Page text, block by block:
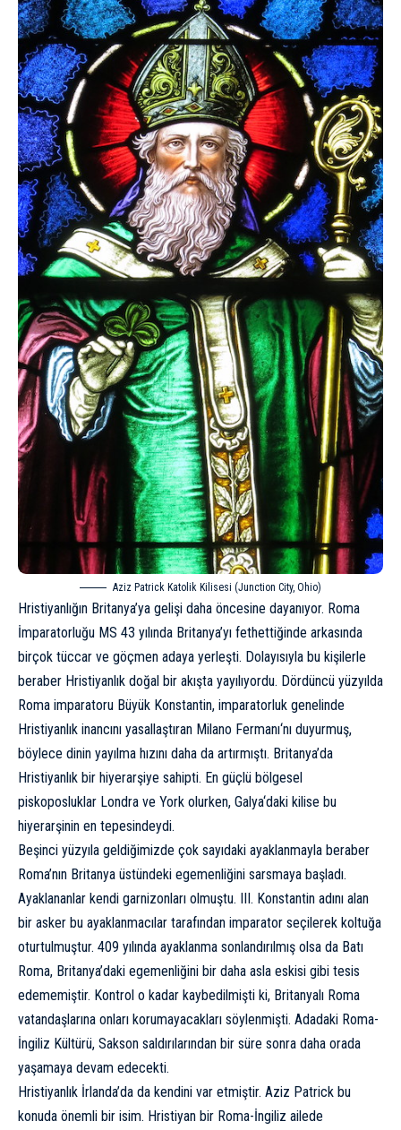
Aziz Patrick Katolik Kilisesi (Junction City, Ohio)
Hristiyanlığın Britanya’ya gelişi daha öncesine dayanıyor. Roma
İmparatorluğu MS 43 yılında Britanya’yı fethettiğinde arkasında
birçok tüccar ve göçmen adaya yerleşti. Dolayısıyla bu kişilerle
beraber Hristiyanlık doğal bir akışta yayılıyordu. Dördüncü yüzyılda
Roma imparatoru Büyük Konstantin, imparatorluk genelinde
Hristiyanlık inancını yasallaştıran Milano Fermanı‘nı duyurmuş,
böylece dinin yayılma hızını daha da artırmıştı. Britanya’da
Hristiyanlık bir hiyerarşiye sahipti. En güçlü bölgesel
piskoposluklar Londra ve York olurken, Galya‘daki kilise bu
hiyerarşinin en tepesindeydi.
Beşinci yüzyıla geldiğimizde çok sayıdaki ayaklanmayla beraber
Roma’nın Britanya üstündeki egemenliğini sarsmaya başladı.
Ayaklananlar kendi garnizonları olmuştu. III. Konstantin adını alan
bir asker bu ayaklanmacılar tarafından imparator seçilerek koltuğa
oturtulmuştur. 409 yılında ayaklanma sonlandırılmış olsa da Batı
Roma, Britanya’daki egemenliğini bir daha asla eskisi gibi tesis
edememiştir. Kontrol o kadar kaybedilmişti ki, Britanyalı Roma
vatandaşlarına onları korumayacakları söylenmişti. Adadaki Roma-
İngiliz Kültürü, Sakson saldırılarından bir süre sonra daha orada
yaşamaya devam edecekti.
Hristiyanlık İrlanda’da da kendini var etmiştir. Aziz Patrick bu
konuda önemli bir isim. Hristiyan bir Roma-İngiliz ailede